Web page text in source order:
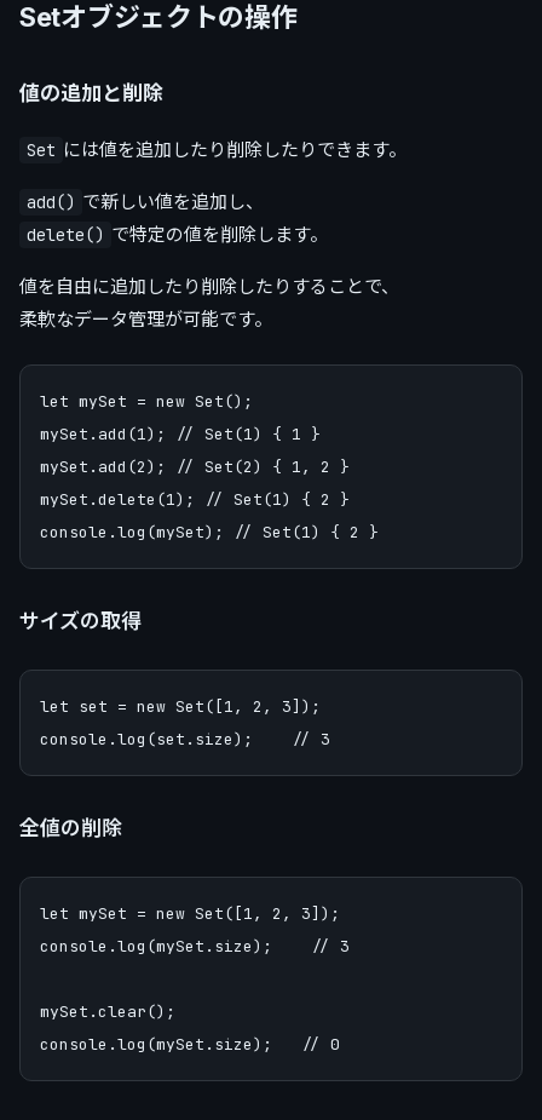
Setオブジェクトの操作
値の追加と削除
Set には値を追加したり削除したりできます。
add() で新しい値を追加し、
delete() で特定の値を削除します。
値を自由に追加したり削除したりすることで、
柔軟なデータ管理が可能です。
let mySet = new Set();
mySet.add(1); // Set(1) { 1 }
mySet.add(2); // Set(2) { 1, 2 }
mySet.delete(1); // Set(1) { 2 }
サイズの取得
let set = new Set([1, 2, 3]);
全値の削除
let mySet = new Set([1, 2, 3]);
console.log(mySet.size);    // 3
mySet.clear();